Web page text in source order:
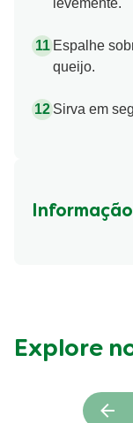
levemente.
Espalhe
queijo.
Sirva em
Explore